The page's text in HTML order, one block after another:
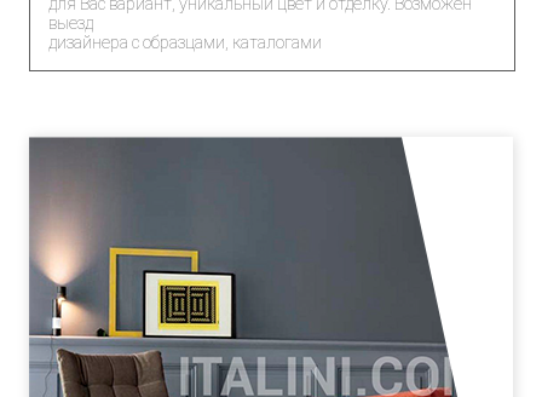
выезд
дизайнера с образцами, каталогами